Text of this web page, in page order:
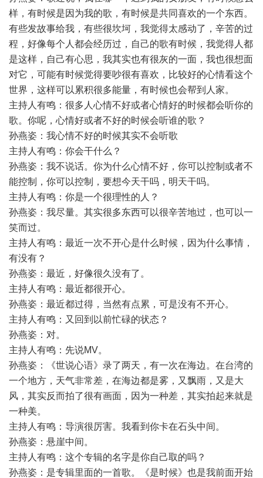
样，有时候是因为我的歌，有时候是共同喜欢的一个东西。
有些发故事给我，有些很坎坷，我觉得太感动了，辛苦的过
程，好像每个人都会经历过，自己的歌有时候，我觉得人都
是这样，自己有心思，我其实也有很灰的一面，我也很想面
对它，可能有时候觉得要吵很有喜欢，比较好的心情看这个
世界，这样可以累积很多能量，有时候也会帮到人家。
主持人有鸣：很多人心情不好或者心情好的时候都会听你的
歌。你呢，心情好或者不好的时候会听谁的歌？
孙燕姿：我心情不好的时候其实不会听歌
主持人有鸣：你会干什么？
孙燕姿：我不说话。你为什么心情不好，你可以控制或者不
能控制，你可以控制，要想今天干吗，明天干吗。
主持人有鸣：你是一个很理性的人？
孙燕姿：我尽量。其实很多东西可以很辛苦地过，也可以一
笑而过。
主持人有鸣：最近一次不开心是什么时候，因为什么事情，
有没有？
孙燕姿：最近，好像很久没有了。
主持人有鸣：最近都很开心。
孙燕姿：最近都过得，当然有点累，可是没有不开心。
主持人有鸣：又回到以前忙碌的状态？
孙燕姿：对。
主持人有鸣：先说MV。
孙燕姿：《世说心语》录了两天，有一次在海边。在台湾的
一个地方，天气非常差，在海边都是雾，又飘雨，又是大
风，其实反而拍了很有画面，因为一种差，其实拍起来就是
一种美。
主持人有鸣：导演很厉害。我看到你卡在石头中间。
孙燕姿：悬崖中间。
主持人有鸣：这个专辑的名字是你自己取的吗？
孙燕姿：是专辑里面的一首歌。《是时候》也是我前面开始